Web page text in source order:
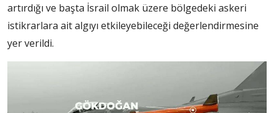
artırdığı ve başta İsrail olmak üzere bölgedeki askeri
istikrarlara ait algıyı etkileyebileceği değerlendirmesine
yer verildi.